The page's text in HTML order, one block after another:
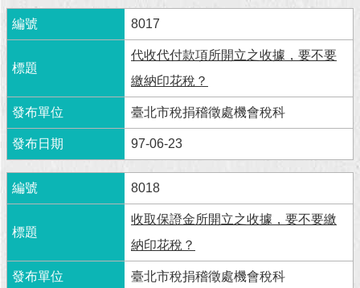
8017
代收代付款項所開立之收據，要不要
繳納印花稅？
臺北市稅捐稽徵處機會稅科
97-06-23
8018
收取保證金所開立之收據，要不要繳
納印花稅？
臺北市稅捐稽徵處機會稅科